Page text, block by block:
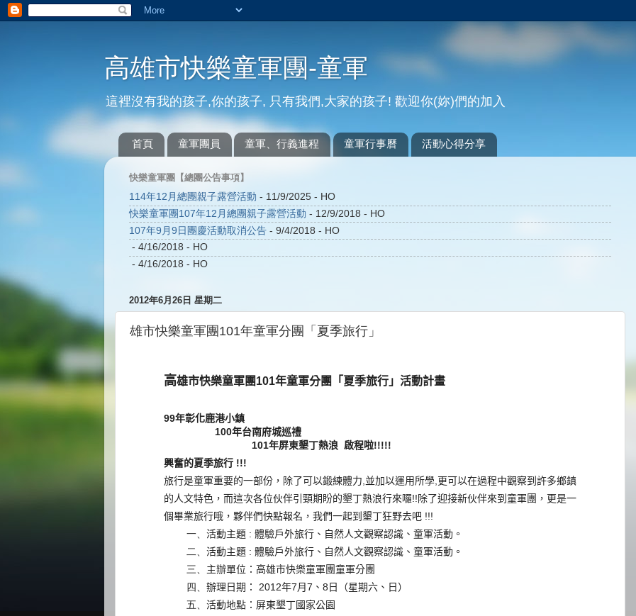
高雄市快樂童軍團-童軍
這裡沒有我的孩子,你的孩子, 只有我們,大家的孩子! 歡迎你(妳)們的加入
首頁 童軍團員 童軍、行義進程 童軍行事曆 活動心得分享
快樂童軍團【總團公告事項】
114年12月總團親子露營活動 - 11/9/2025 - HO
快樂童軍團107年12月總團親子露營活動 - 12/9/2018 - HO
107年9月9日團慶活動取消公告 - 9/4/2018 - HO
- 4/16/2018 - HO
- 4/16/2018 - HO
2012年6月26日 星期二
雄市快樂童軍團101年童軍分團「夏季旅行」
高雄市快樂童軍團101年童軍分團「夏季旅行」活動計畫
99年彰化鹿港小鎮
100年台南府城巡禮
101年屏東墾丁熱浪 啟程啦!!!!!
興奮的夏季旅行 !!!
旅行是童軍重要的一部份，除了可以鍛練體力,並加以運用所學,更可以在過程中觀察到許多鄉鎮
的人文特色，而這次各位伙伴引頸期盼的墾丁熱浪行來囉!!除了迎接新伙伴來到童軍團，更是一
個畢業旅行哦，夥伴們快點報名，我們一起到墾丁狂野去吧 !!!
一、 活動主題 : 體驗戶外旅行、自然人文觀察認識、童軍活動。
二、 活動主題 : 體驗戶外旅行、自然人文觀察認識、童軍活動。
三、 主辦單位：高雄市快樂童軍團童軍分團
四、 辦理日期： 2012年7月7 、 8 日（星期六、日）
五、 活動地點：屏東墾丁國家公園